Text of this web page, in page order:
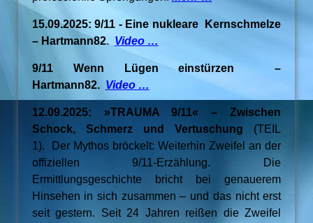
15.09.2025: 9/11 - Eine nukleare Kernschmelze
– Hartmann82. Video …
9/11 Wenn Lügen einstürzen –
Hartmann82. Video …
12.09.2025: »TRAUMA 9/11« – Zwischen
Schock, Schmerz und Vertuschung (TEIL
1). Der Mythos bröckelt: Weiterhin Zweifel an der
offiziellen 9/11-Erzählung. Die
Ermittlungsgeschichte bricht bei genauerem
Hinsehen in sich zusammen – und das nicht erst
seit gestern. Seit 24 Jahren reißen die Zweifel